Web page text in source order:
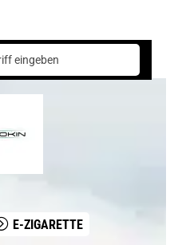
Innokin Z-Coil Series V2 5er Pack
E-ZIGARETTE